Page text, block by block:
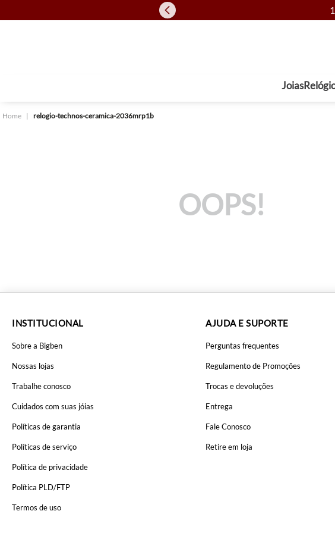
Joias
relogio-technos-ceramica-2036mrp1b
OOPS!
INSTITUCIONAL
Sobre a Bigben
Nossas lojas
Trabalhe conosco
Cuidados com suas jóias
Políticas de garantia
Políticas de serviço
Política de privacidade
Política PLD/FTP
Termos de uso
AJUDA E SUPORTE
Perguntas frequentes
Regulamento de Promoções
Trocas e devoluções
Entrega
Fale Conosco
Retire em loja